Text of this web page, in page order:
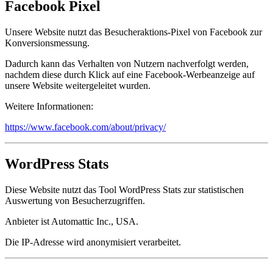
Facebook Pixel
Unsere Website nutzt das Besucheraktions-Pixel von Facebook zur
Konversionsmessung.
Dadurch kann das Verhalten von Nutzern nachverfolgt werden,
nachdem diese durch Klick auf eine Facebook-Werbeanzeige auf
unsere Website weitergeleitet wurden.
Weitere Informationen:
https://www.facebook.com/about/privacy/
WordPress Stats
Diese Website nutzt das Tool WordPress Stats zur statistischen
Auswertung von Besucherzugriffen.
Anbieter ist Automattic Inc., USA.
Die IP-Adresse wird anonymisiert verarbeitet.